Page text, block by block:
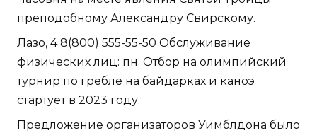
преподобному Александру Свирскому.
Лазо, 4 8(800) 555-55-50 Обслуживание
физических лиц: пн. Отбор на олимпийский
турнир по гребле на байдарках и каноэ
стартует в 2023 году.
Предложение организаторов Уимблдона было